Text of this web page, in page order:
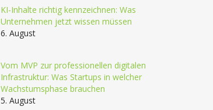
KI-Inhalte richtig kennzeichnen: Was
Unternehmen jetzt wissen müssen
6. August
Vom MVP zur professionellen digitalen
Infrastruktur: Was Startups in welcher
Wachstumsphase brauchen
5. August